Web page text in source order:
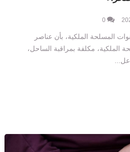
0
المسلحة الملكية، بأن عناصر
الملكية، مكلفة بمراقبة الساحل،
عل...